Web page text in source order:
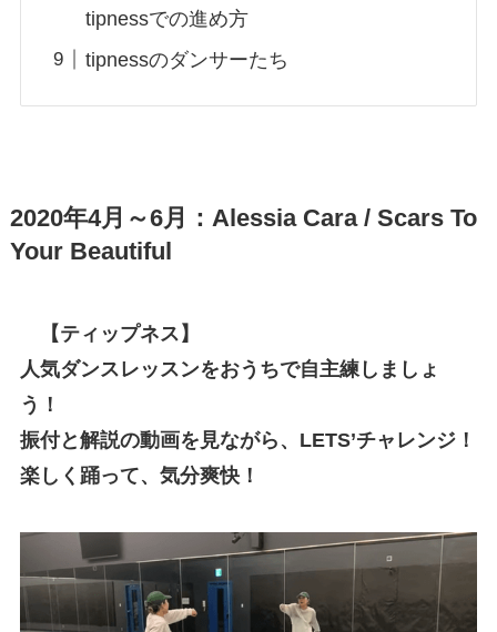
tipnessでの進め方
tipnessのダンサーたち
2020年4月～6月：Alessia Cara / Scars To
Your Beautiful
【ティップネス】
人気ダンスレッスンをおうちで自主練しましょ
う！
振付と解説の動画を見ながら、LETS’チャレンジ！
楽しく踊って、気分爽快！